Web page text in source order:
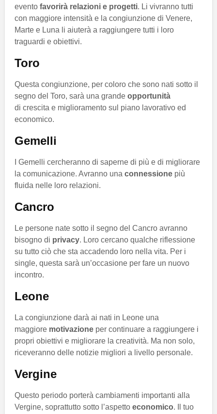
evento favorirà relazioni e progetti. Li vivranno tutti
con maggiore intensità e la congiunzione di Venere,
Marte e Luna li aiuterà a raggiungere tutti i loro
traguardi e obiettivi.
Toro
Questa congiunzione, per coloro che sono nati sotto il
segno del Toro, sarà una grande opportunità
di crescita e miglioramento sul piano lavorativo ed
economico.
Gemelli
I Gemelli cercheranno di saperne di più e di migliorare
la comunicazione. Avranno una connessione più
fluida nelle loro relazioni.
Cancro
Le persone nate sotto il segno del Cancro avranno
bisogno di privacy. Loro cercano qualche riflessione
su tutto ciò che sta accadendo loro nella vita. Per i
single, questa sarà un’occasione per fare un nuovo
incontro.
Leone
La congiunzione darà ai nati in Leone una
maggiore motivazione per continuare a raggiungere i
propri obiettivi e migliorare la creatività. Ma non solo,
riceveranno delle notizie migliori a livello personale.
Vergine
Questo periodo porterà cambiamenti importanti alla
Vergine, soprattutto sotto l’aspetto economico. Il tuo